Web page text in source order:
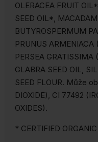
OLERACEA FRUIT
SEED OIL*,
BUTYROSPERMUM
PRUNUS ARMENIACA
PERSEA
GLABRA SEED OIL,
SEED FLOUR. Může
DIOXIDE), CI 77492
OXIDES).
* CERTIFIED ORGANIC